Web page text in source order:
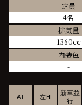
定員
4名
排気量
1360cc
内装色
-
AT 左H
新車並
行